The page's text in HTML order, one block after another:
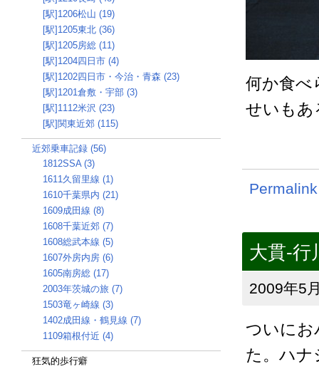
何か食べ
せいもあ
Permalink
大貫-行
2009年5
ついにお
た。ハナ
[駅]1206松山 (19)
[駅]1205東北 (36)
[駅]1205房総 (11)
[駅]1204四日市 (4)
[駅]1202四日市・今治・青森 (23)
[駅]1201倉敷・宇部 (3)
[駅]1112米沢 (23)
[駅]関東近郊 (115)
近郊乗車記録 (56)
1812SSA (3)
1611久留里線 (1)
1610千葉県内 (21)
1609成田線 (8)
1608千葉近郊 (7)
1608総武本線 (5)
1607外房内房 (6)
1605南房総 (17)
2003年茨城の旅 (7)
1503竜ヶ崎線 (3)
1402成田線・鶴見線 (7)
1109箱根付近 (4)
狂気的歩行癖